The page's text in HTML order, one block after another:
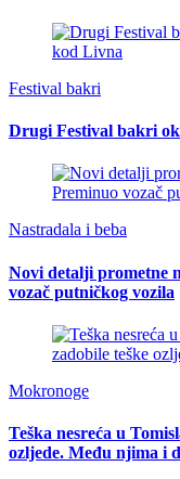
Festival bakri
Drugi Festival bakri
Nastradala i beba
Novi detalji prometne
vozač putničkog vozila
Mokronoge
Teška nesreća u
ozljede. Među njima i